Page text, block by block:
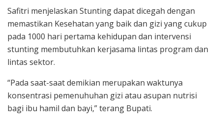
Safitri menjelaskan Stunting dapat dicegah dengan
memastikan Kesehatan yang baik dan gizi yang cukup
pada 1000 hari pertama kehidupan dan intervensi
stunting membutuhkan kerjasama lintas program dan
lintas sektor.
“Pada saat-saat demikian merupakan waktunya
konsentrasi pemenuhuhan gizi atau asupan nutrisi
bagi ibu hamil dan bayi,” terang Bupati.